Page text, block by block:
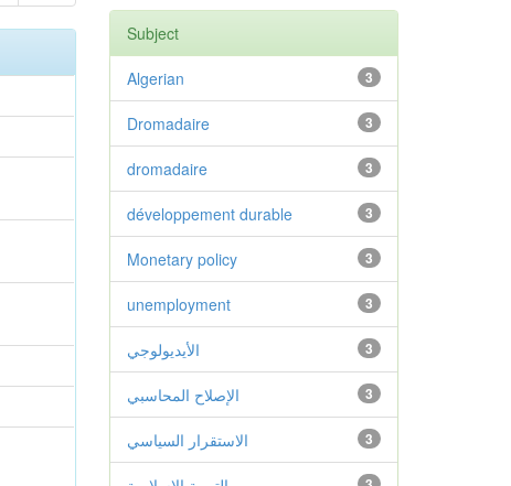
Subject
3
Algerian
3
Dromadaire
3
dromadaire
3
développement durable
3
Monetary policy
3
unemployment
3 الأيديولوجي
3 الإصلاح المحاسبي
3 الاستقرار السياسي